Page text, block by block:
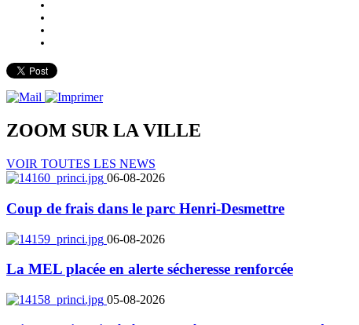
ZOOM SUR LAVILLE
VOIR TOUTES LES NEWS
06-08-2026
Coup de frais dans le parc Henri-Desmettre
06-08-2026
La MEL placée en alerte sécheresse renforcée
05-08-2026